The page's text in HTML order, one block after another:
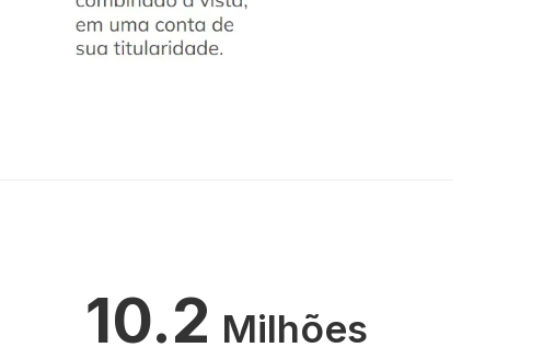
10.2 Milhões